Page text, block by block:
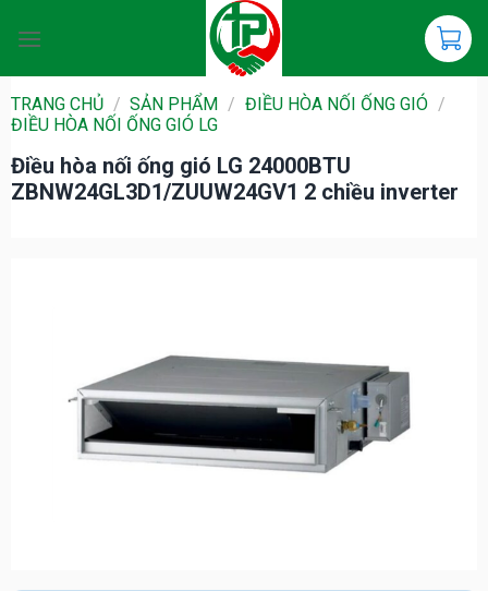
đến
dung
TRANG CHỦ / SẢN PHẨM / ĐIỀU HÒA NỐI ỐNG GIÓ /
ĐIỀU HÒA NỐI ỐNG GIÓ LG
Điều hòa nối ống gió LG 24000BTU
ZBNW24GL3D1/ZUUW24GV1 2 chiều inverter